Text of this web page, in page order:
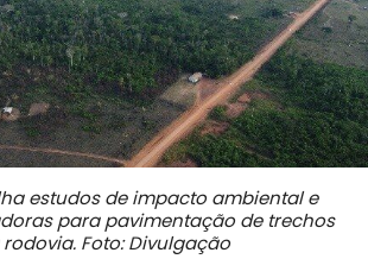
estudos de impacto ambiental e
para pavimentação de trechos
Foto: Divulgação